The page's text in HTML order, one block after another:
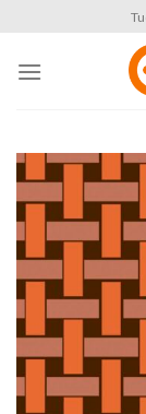
content